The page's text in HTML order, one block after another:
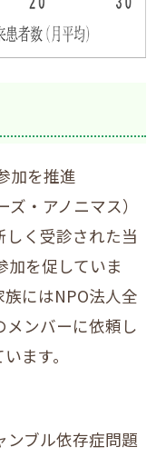
加を推進
・アノニマス）
しく受診された当
加を促していま
にはNPO法人全
ンバーに依頼し
ます。
ンブル依存症問題